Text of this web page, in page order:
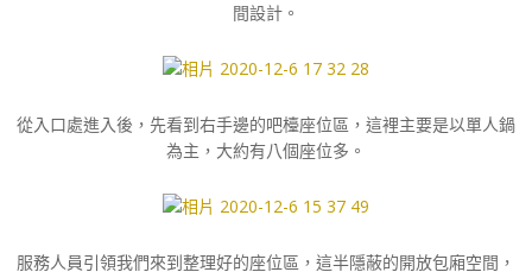
間設計。
從入口處進入後，先看到右手邊的吧檯座位區，這裡主要是以單人鍋
為主，大約有八個座位多。
服務人員引領我們來到整理好的座位區，這半隱蔽的開放包廂空間，